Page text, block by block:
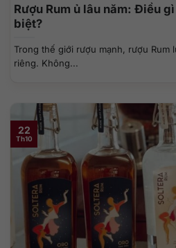
Rượu Rum ủ lâu năm: Điều
biệt?
Trong thế giới rượu mạnh, rượu Rum
riêng. Không...
22
Th10